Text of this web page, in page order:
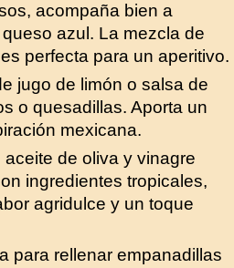
acompaña bien a
azul. La mezcla de
perfecta para un aperitivo.
jugo de limón o salsa de
o quesadillas. Aporta un
mexicana.
de oliva y vinagre
ingredientes tropicales,
agridulce y un toque
para rellenar empanadillas